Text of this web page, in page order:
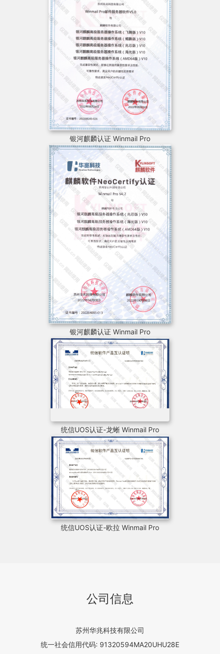
银河麒麟认证 Winmail Pro
银河麒麟认证 Winmail Pro
统信UOS认证-龙蜥 Winmail Pro
统信UOS认证-欧拉 Winmail Pro
公司信息
苏州华兆科技有限公司
统一社会信用代码: 91320594MA20UHU28E